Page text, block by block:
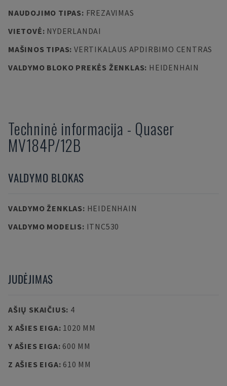
NAUDOJIMO TIPAS: FREZAVIMAS
VIETOVĖ: NYDERLANDAI
MAŠINOS TIPAS: VERTIKALAUS APDIRBIMO CENTRAS
VALDYMO BLOKO PREKĖS ŽENKLAS: HEIDENHAIN
Techninė informacija - Quaser
MV184P/12B
VALDYMO BLOKAS
VALDYMO ŽENKLAS: HEIDENHAIN
VALDYMO MODELIS: ITNC530
JUDĖJIMAS
AŠIŲ SKAIČIUS: 4
X AŠIES EIGA: 1020 MM
Y AŠIES EIGA: 600 MM
Z AŠIES EIGA: 610 MM